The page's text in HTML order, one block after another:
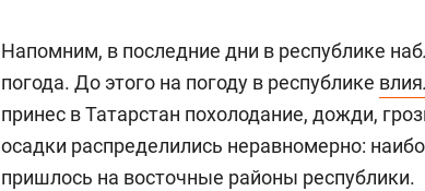
Напомним, в последние дни в республике
погода. До этого на погоду в республике
принес в Татарстан похолодание, дожди,
осадки распределились неравномерно:
пришлось на восточные районы республики.